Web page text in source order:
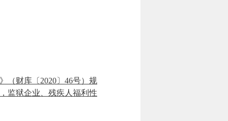
（财库〔2020〕46号）规
，监狱企业、残疾人福利性